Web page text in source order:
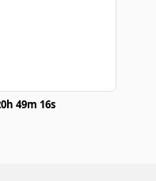
49m 16s